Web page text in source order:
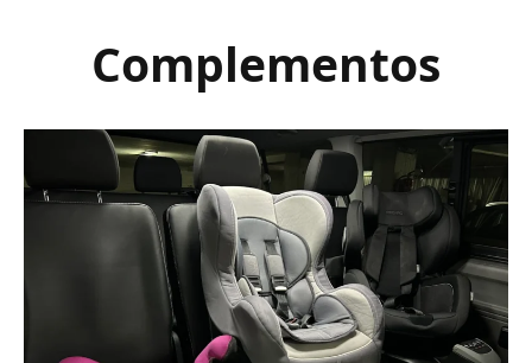
Complementos